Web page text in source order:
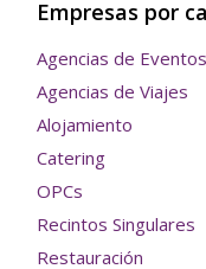
Empresas por
Agencias de
Agencias de Viajes
Alojamiento
Catering
OPCs
Recintos Singulares
Restauración